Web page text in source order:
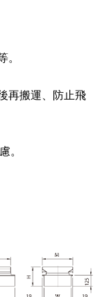
再搬運、防止飛
。